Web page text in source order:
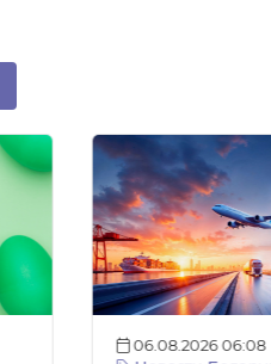
06.08.2026 06:08